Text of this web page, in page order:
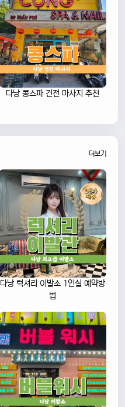
다낭 콩스파 건전 마사지 추천
더보기
다낭 럭셔리 이발소 1인실 예약방
법